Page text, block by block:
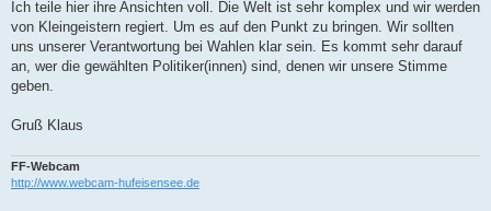
Ich teile hier ihre Ansichten voll. Die Welt ist sehr komplex und wir werden
von Kleingeistern regiert. Um es auf den Punkt zu bringen. Wir sollten
uns unserer Verantwortung bei Wahlen klar sein. Es kommt sehr darauf
an, wer die gewählten Politiker(innen) sind, denen wir unsere Stimme
geben.
Gruß Klaus
FF-Webcam
http://www.webcam-hufeisensee.de